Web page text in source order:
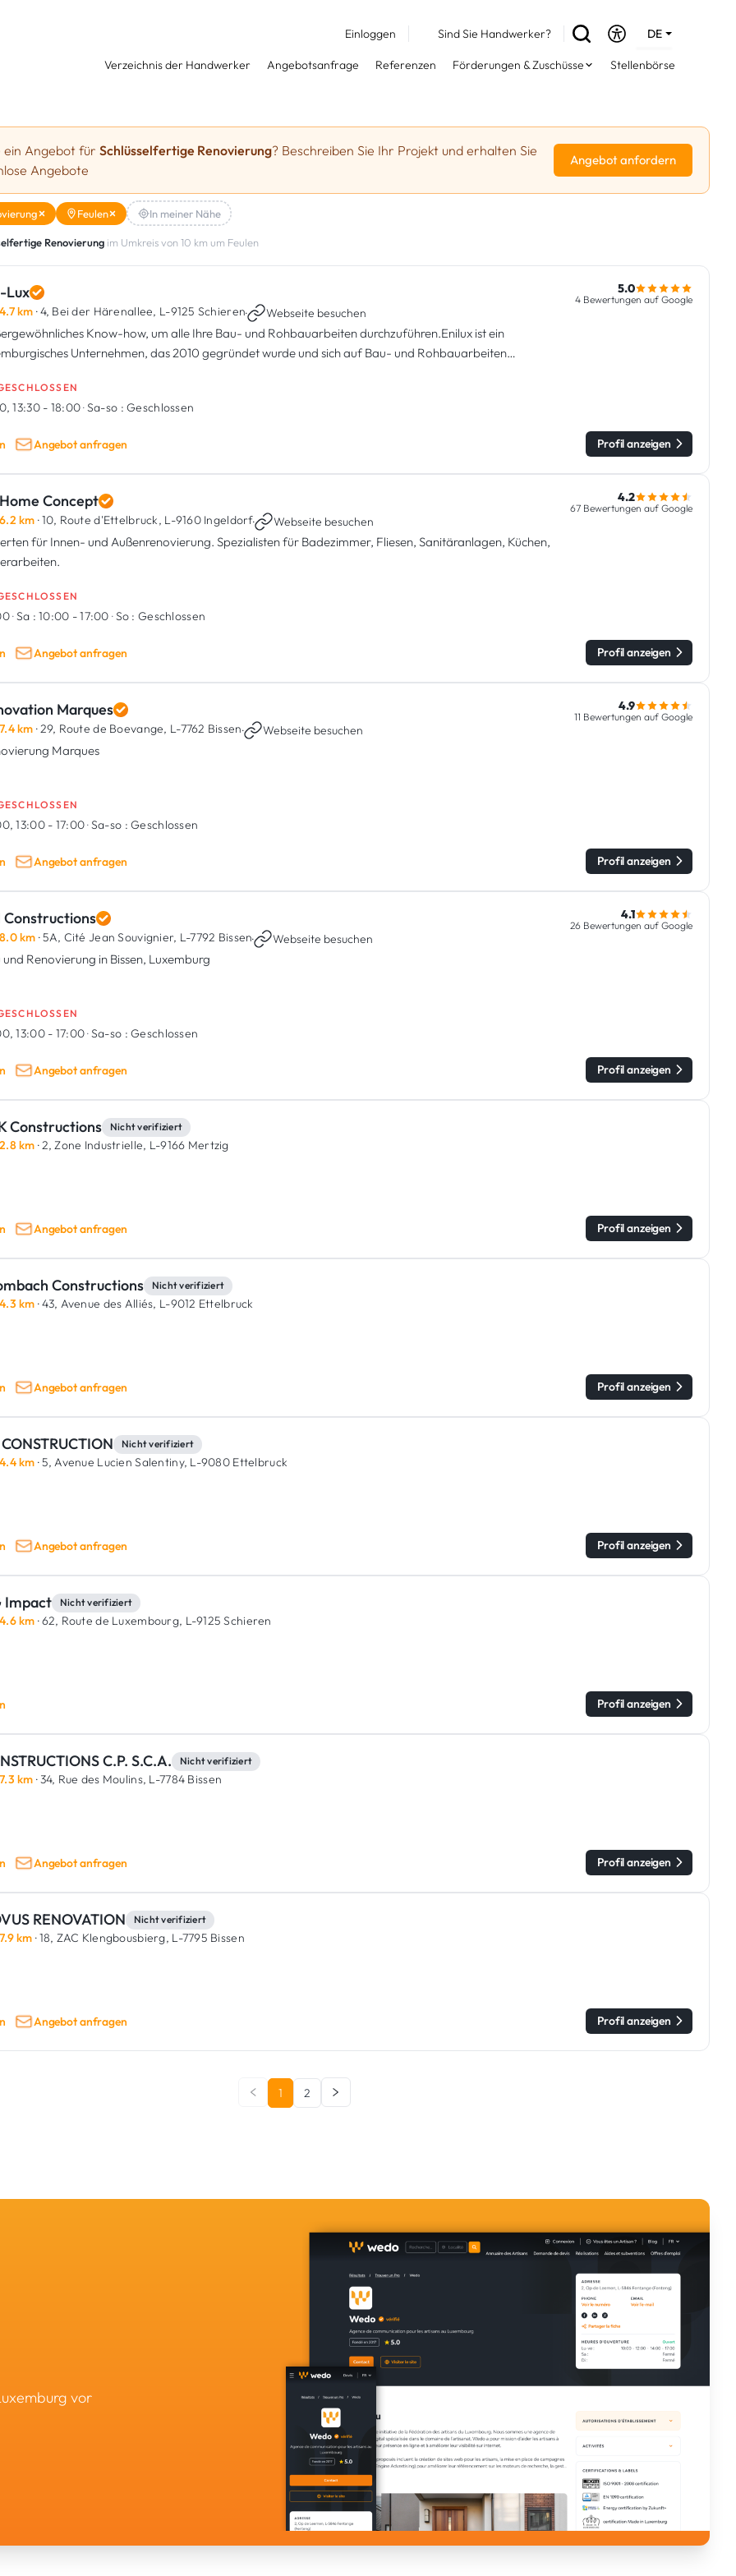
Einloggen Sind Sie Handwerker?
DE
EN
Verzeichnis der Handwerker Angebotsanfrage Referenzen Förderungen & Zuschüsse Stellenbörse
ein Angebot für Schlüsselfertige Renovierung? Beschreiben Sie Ihr Projekt und erhalten Sie
Angebote
Angebot anfordern
Feulen In meiner Nähe
Renovierung im Umkreis von 10 km um Feulen
Lux
4.7 km · 4, Bei der Härenallee, L-9125 Schieren· Webseite besuchen
Know-how, um alle Ihre Bau- und Rohbauarbeiten durchzuführen.Enilux ist ein
Unternehmen, das 2010 gegründet wurde und sich auf Bau- und Rohbauarbeiten
5.0
4 Bewertungen auf Google
13:30 - 18:00·Sa-so : Geschlossen
Angebot anfragen Profil anzeigen
Concept
6.2 km · 10, Route d'Ettelbruck, L-9160 Ingeldorf· Webseite besuchen
für Innen- und Außenrenovierung. Spezialisten für Badezimmer, Fliesen, Sanitäranlagen, Küchen,
4.2
67 Bewertungen auf Google
·Sa : 10:00 - 17:00·So : Geschlossen
Angebot anfragen Profil anzeigen
Marques
7.4 km · 29, Route de Boevange, L-7762 Bissen· Webseite besuchen
Marques
4.9
11 Bewertungen auf Google
13:00 - 17:00·Sa-so : Geschlossen
Angebot anfragen Profil anzeigen
Constructions
8.0 km · 5A, Cité Jean Souvignier, L-7792 Bissen· Webseite besuchen
und Renovierung in Bissen, Luxemburg
4.1
26 Bewertungen auf Google
13:00 - 17:00·Sa-so : Geschlossen
Angebot anfragen Profil anzeigen
Constructions Nicht verifiziert
2.8 km · 2, Zone Industrielle, L-9166 Mertzig
Angebot anfragen Profil anzeigen
Constructions Nicht verifiziert
4.3 km · 43, Avenue des Alliés, L-9012 Ettelbruck
Angebot anfragen Profil anzeigen
Nicht verifiziert
4.4 km · 5, Avenue Lucien Salentiny, L-9080 Ettelbruck
Angebot anfragen Profil anzeigen
Impact Nicht verifiziert
4.6 km · 62, Route de Luxembourg, L-9125 Schieren
Profil anzeigen
C.P. S.C.A. Nicht verifiziert
7.3 km · 34, Rue des Moulins, L-7784 Bissen
Angebot anfragen Profil anzeigen
RENOVATION Nicht verifiziert
7.9 km · 18, ZAC Klengbousbierg, L-7795 Bissen
Angebot anfragen Profil anzeigen
1 2
vor